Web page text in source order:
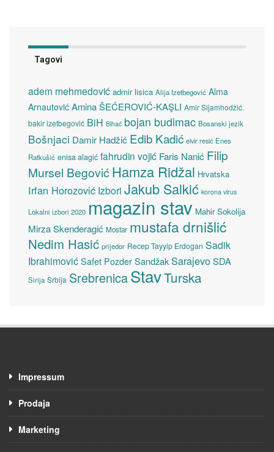
Tagovi
adem mehmedović admir lisica Alija Izetbegović Alma
Arnautović Amina ŠEĆEROVIĆ-KAŞLI Amir Sijamhodžić.
bakir izetbegović BiH Bihać bojan budimac Bosanski jezik
Bošnjaci Damir Hadžić Edib Kadić elvir resić Enes
Ratkušić enisa alagić fahrudin vojić Faris Nanić Filip
Mursel Begović Hamza Ridžal Hrvatska
Irfan Horozović Izbori Jakub Salkić korona virus
Lokalni izbori 2020 magazin stav Mahir Sokolija
Mirza Skenderagić Mostar mustafa drnišlić
Nedim Hasić prijedor Recep Tayyip Erdogan Sadik
Ibrahimović Safet Pozder SandžakSarajevoSDA
Sirija Srbija SrebrenicaStavTurska
Impressum
Prodaja
Marketing